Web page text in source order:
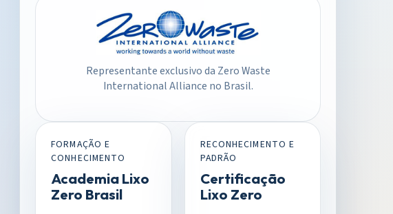
Representante exclusivo da Zero Waste
International Alliance no Brasil.
FORMAÇÃO E
CONHECIMENTO
Academia Lixo
Zero Brasil
RECONHECIMENTO E
PADRÃO
Certificação
Lixo Zero